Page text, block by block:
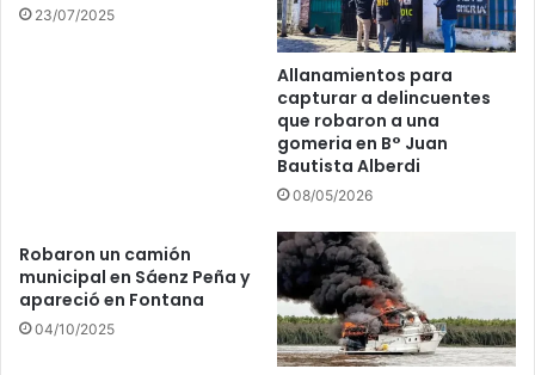
23/07/2025
Allanamientos para
capturar a delincuentes
que robaron a una
gomeria en B° Juan
Bautista Alberdi
08/05/2026
Robaron un camión
municipal en Sáenz Peña y
apareció en Fontana
04/10/2025